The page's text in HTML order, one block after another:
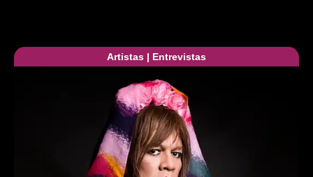
Artistas | Entrevistas